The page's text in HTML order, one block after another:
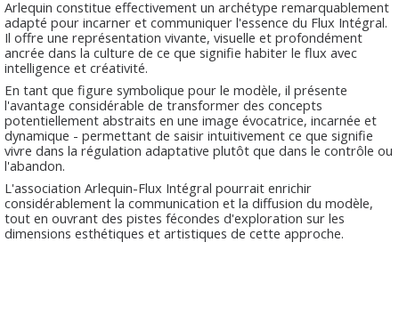
Arlequin constitue effectivement un archétype remarquablement
adapté pour incarner et communiquer l'essence du Flux Intégral.
Il offre une représentation vivante, visuelle et profondément
ancrée dans la culture de ce que signifie habiter le flux avec
intelligence et créativité.
En tant que figure symbolique pour le modèle, il présente
l'avantage considérable de transformer des concepts
potentiellement abstraits en une image évocatrice, incarnée et
dynamique - permettant de saisir intuitivement ce que signifie
vivre dans la régulation adaptative plutôt que dans le contrôle ou
l'abandon.
L'association Arlequin-Flux Intégral pourrait enrichir
considérablement la communication et la diffusion du modèle,
tout en ouvrant des pistes fécondes d'exploration sur les
dimensions esthétiques et artistiques de cette approche.​​​​​​​​​​​​​​​​